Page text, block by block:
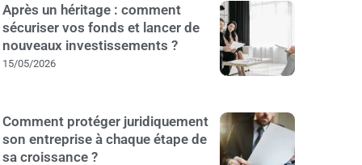
Après un héritage : comment
sécuriser vos fonds et lancer de
nouveaux investissements ?
15/05/2026
Comment protéger juridiquement
son entreprise à chaque étape de
sa croissance ?